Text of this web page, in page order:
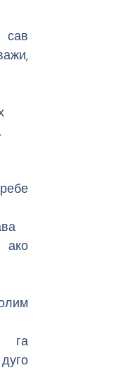
сав
га